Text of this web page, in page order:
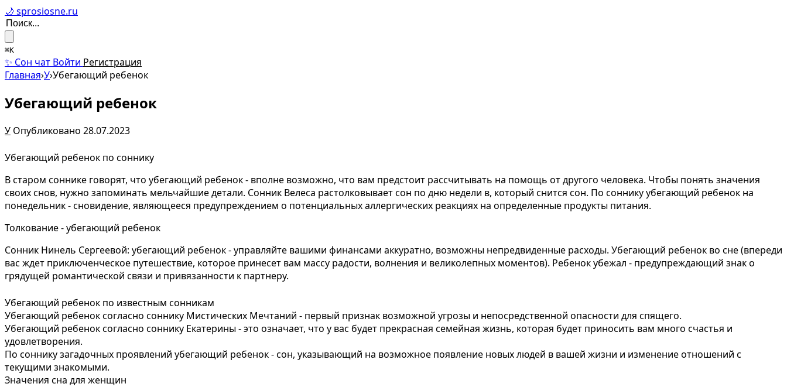
🌙 sprosiosne.ru
⌘K
✨ Сон чат Войти Регистрация
Главная›У›Убегающий ребенок
Убегающий ребенок
У Опубликовано 28.07.2023
Убегающий ребенок по соннику
В старом соннике говорят, что убегающий ребенок - вполне возможно, что вам предстоит рассчитывать на помощь от другого человека. Чтобы понять значения
своих снов, нужно запоминать мельчайшие детали. Сонник Велеса растолковывает сон по дню недели в, который снится сон. По соннику убегающий ребенок на
понедельник - сновидение, являющееся предупреждением о потенциальных аллергических реакциях на определенные продукты питания.
Толкование - убегающий ребенок
Сонник Нинель Сергеевой: убегающий ребенок - управляйте вашими финансами аккуратно, возможны непредвиденные расходы. Убегающий ребенок во сне (впереди
вас ждет приключенческое путешествие, которое принесет вам массу радости, волнения и великолепных моментов). Ребенок убежал - предупреждающий знак о
грядущей романтической связи и привязанности к партнеру.
Убегающий ребенок по известным сонникам
Убегающий ребенок согласно соннику Мистических Мечтаний - первый признак возможной угрозы и непосредственной опасности для спящего.
Убегающий ребенок согласно соннику Екатерины - это означает, что у вас будет прекрасная семейная жизнь, которая будет приносить вам много счастья и
удовлетворения.
По соннику загадочных проявлений убегающий ребенок - сон, указывающий на возможное появление новых людей в вашей жизни и изменение отношений с
текущими знакомыми.
Значения сна для женщин